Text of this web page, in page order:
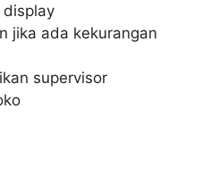
jika ada kekurangan
supervisor